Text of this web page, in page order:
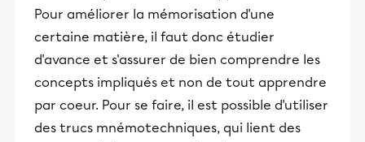
Pour améliorer la mémorisation d'une
certaine matière, il faut donc étudier
d'avance et s'assurer de bien comprendre les
concepts impliqués et non de tout apprendre
par coeur. Pour se faire, il est possible d'utiliser
des trucs mnémotechniques, qui lient des